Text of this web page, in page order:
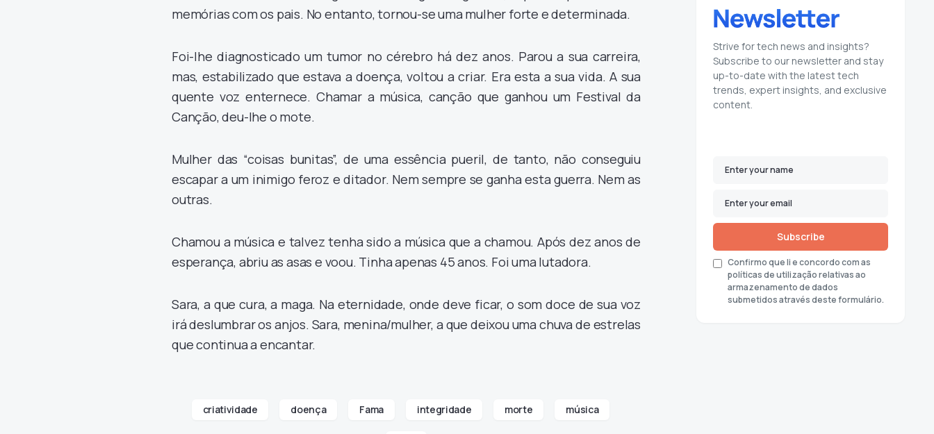
memórias com os pais. No entanto, tornou-se uma mulher forte e determinada.
Foi-lhe diagnosticado um tumor no cérebro há dez anos. Parou a sua carreira,
mas, estabilizado que estava a doença, voltou a criar. Era esta a sua vida. A sua
quente voz enternece. Chamar a música, canção que ganhou um Festival da
Canção, deu-lhe o mote.
Mulher das “coisas bunitas”, de uma essência pueril, de tanto, não conseguiu
escapar a um inimigo feroz e ditador. Nem sempre se ganha esta guerra. Nem as
outras.
Chamou a música e talvez tenha sido a música que a chamou. Após dez anos de
esperança, abriu as asas e voou. Tinha apenas 45 anos. Foi uma lutadora.
Sara, a que cura, a maga. Na eternidade, onde deve ficar, o som doce de sua voz
irá deslumbrar os anjos. Sara, menina/mulher, a que deixou uma chuva de estrelas
que continua a encantar.
criatividade doença Fama integridade morte música
Strive for tech news and insights?
Subscribe to our newsletter and stay
up-to-date with the latest tech
trends, expert insights, and exclusive
content.
Subscribe
Confirmo que li e concordo com as
políticas de utilização relativas ao
armazenamento de dados
submetidos através deste formulário.